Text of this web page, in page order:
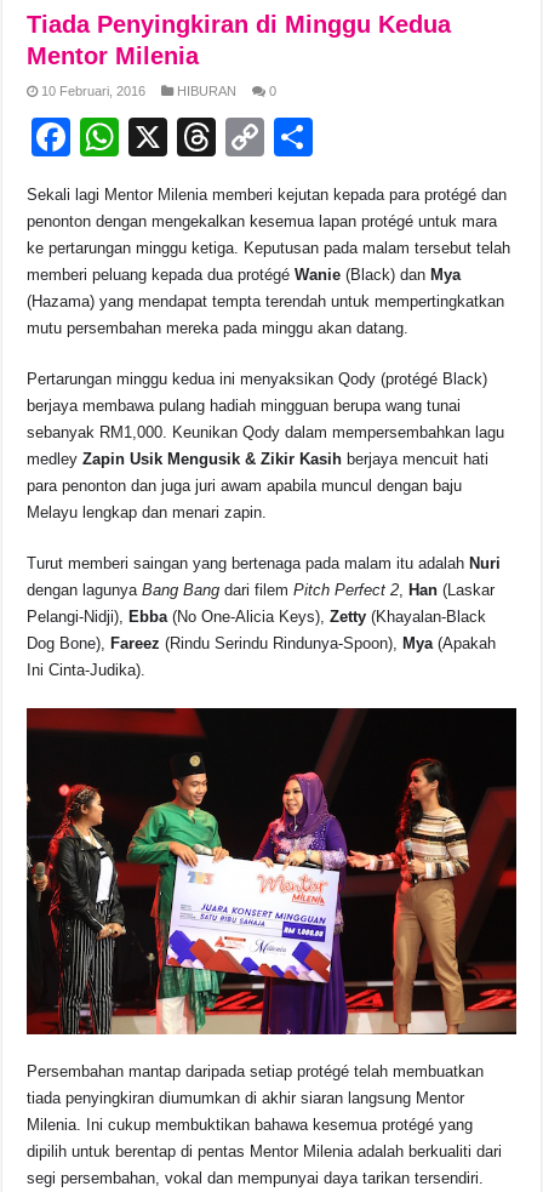
e
b
o
o
k
s
A
p
p
a
s
y
n
k
e
Tiada Penyingkiran di Minggu Kedua
Mentor Milenia
10 Februari, 2016 HIBURAN 0
F
c
e
b
o
o
k
W
at
s
A
p
p
X
T
e
a
d
s
C
p
y
Li
n
k
ar
e
Sekali lagi Mentor Milenia memberi kejutan kepada para protégé dan
penonton dengan mengekalkan kesemua lapan protégé untuk mara
ke pertarungan minggu ketiga. Keputusan pada malam tersebut telah
memberi peluang kepada dua protégéWanie (Black) dan Mya
(Hazama) yang mendapat tempta terendah untuk mempertingkatkan
mutu persembahan mereka pada minggu akan datang.
Pertarungan minggu kedua ini menyaksikan Qody (protégé Black)
berjaya membawa pulang hadiah mingguan berupa wang tunai
sebanyak RM1,000. Keunikan Qody dalam mempersembahkan lagu
medleyZapin Usik Mengusik & Zikir Kasih berjaya mencuit hati
para penonton dan juga juri awam apabila muncul dengan baju
Melayu lengkap dan menari zapin.
Turut memberi saingan yang bertenaga pada malam itu adalah Nuri
dengan lagunyaBang Bang dari filemPitch Perfect 2 Han (Laskar
Pelangi-Nidji),
Ebba (No One-Alicia Keys),Zetty (Khayalan-Black
Dog Bone),
Fareez (Rindu Serindu Rindunya-Spoon), Mya (Apakah
Ini Cinta-Judika).
Persembahan mantap daripada setiap protégé telah membuatkan
tiada penyingkiran diumumkan di akhir siaran langsung Mentor
Milenia. Ini cukup membuktikan bahawa kesemua protégé yang
dipilih untuk berentap di pentas Mentor Milenia adalah berkualiti dari
segi persembahan, vokal dan mempunyai daya tarikan tersendiri.